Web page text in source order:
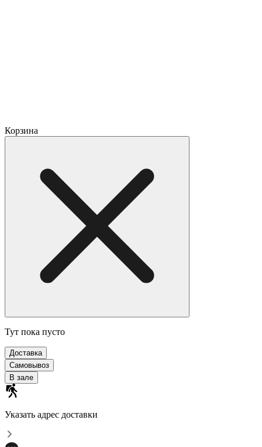
Корзина
Тут пока пусто
Доставка
Самовывоз
В зале
Указать адрес доставки